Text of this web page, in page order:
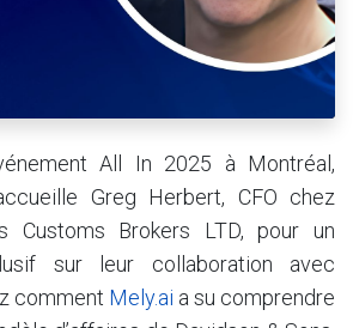
All In 2025 à Montréal,
Greg Herbert, CFO chez
Customs Brokers LTD, pour un
sur leur collaboration avec
comment Mely.ai a su comprendre